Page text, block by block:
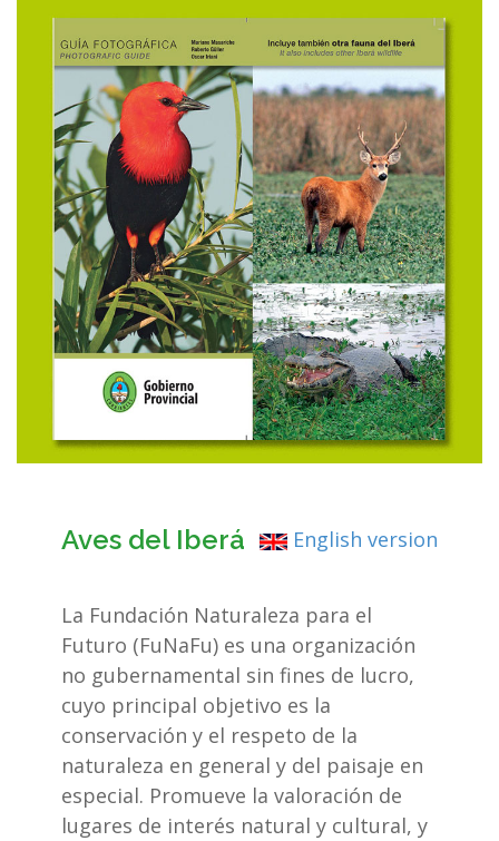
English version
Aves del Iberá
La Fundación Naturaleza para el
Futuro (FuNaFu) es una organización
no gubernamental sin fines de lucro,
cuyo principal objetivo es la
conservación y el respeto de la
naturaleza en general y del paisaje en
especial. Promueve la valoración de
lugares de interés natural y cultural, y